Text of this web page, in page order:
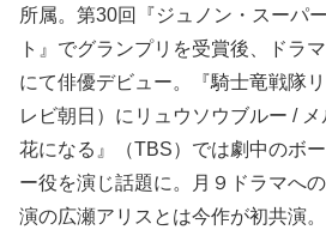
所属。第30回『ジュノン・スーパ
ト』でグランプリを受賞後、ドラ
にて俳優デビュー。『騎士竜戦隊
レビ朝日）にリュウソウブルー /
花になる』（TBS）では劇中のボ
ー役を演じ話題に。月９ドラマへ
演の広瀬アリスとは今作が初共演。